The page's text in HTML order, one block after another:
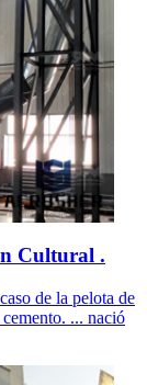
Cultural .
de la pelota de
... nació